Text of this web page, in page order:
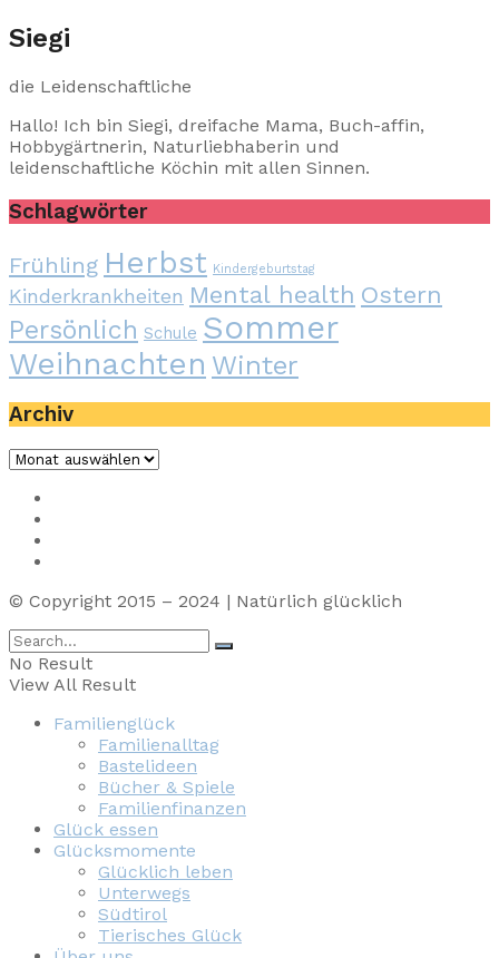
Siegi
die Leidenschaftliche
Hallo! Ich bin Siegi, dreifache Mama, Buch-affin,
Hobbygärtnerin, Naturliebhaberin und
leidenschaftliche Köchin mit allen Sinnen.
Schlagwörter
Frühling Herbst Kindergeburtstag
Kinderkrankheiten Mental health Ostern
Persönlich Schule Sommer
Weihnachten Winter
Archiv
Archiv
© Copyright 2015 – 2024 | Natürlich glücklich
No Result
View All Result
Familienglück
Familienalltag
Bastelideen
Bücher & Spiele
Familienfinanzen
Glück essen
Glücksmomente
Glücklich leben
Unterwegs
Südtirol
Tierisches Glück